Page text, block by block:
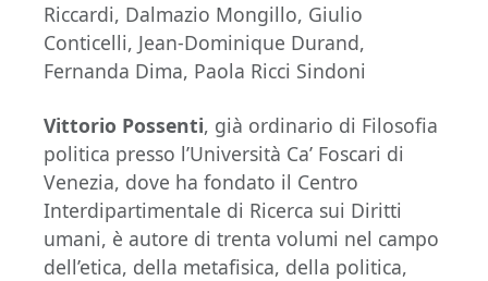
Riccardi, Dalmazio Mongillo, Giulio
Conticelli, Jean-Dominique Durand,
Fernanda Dima, Paola Ricci Sindoni
Vittorio Possenti, già ordinario di Filosofia
politica presso l’Università Ca’ Foscari di
Venezia, dove ha fondato il Centro
Interdipartimentale di Ricerca sui Diritti
umani, è autore di trenta volumi nel campo
dell’etica, della metafisica, della politica,